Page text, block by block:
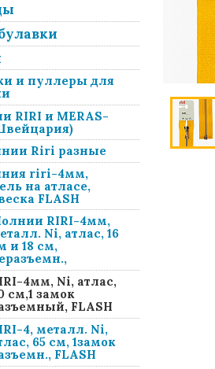
и пуллеры для
RIRI и MERAS-
Riri разные
riri-4мм,
на атласе,
FLASH
RIRI-4мм,
Ni, атлас, 16
и 18 см,
4мм, Ni, атлас,
см,1 замок
FLASH
4, металл. Ni,
65 см, 1замок
FLASH